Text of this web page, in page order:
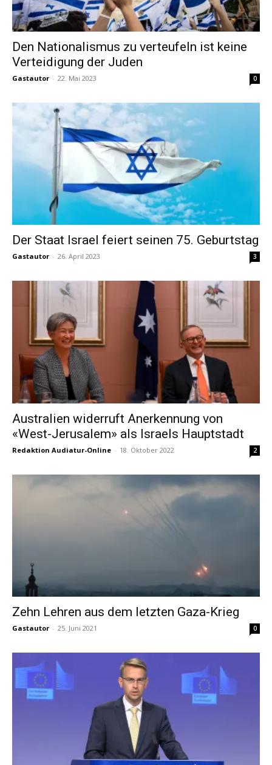
Den Nationalismus zu verteufeln ist keine
Verteidigung der Juden
Gastautor - 22. Mai 2023 0
Der Staat Israel feiert seinen 75. Geburtstag
Gastautor - 26. April 2023 3
Australien widerruft Anerkennung von
«West-Jerusalem» als Israels Hauptstadt
Redaktion Audiatur-Online - 18. Oktober 2022 2
Zehn Lehren aus dem letzten Gaza-Krieg
Gastautor - 25. Juni 2021 0